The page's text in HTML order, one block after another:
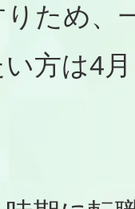
ため、
い方は4